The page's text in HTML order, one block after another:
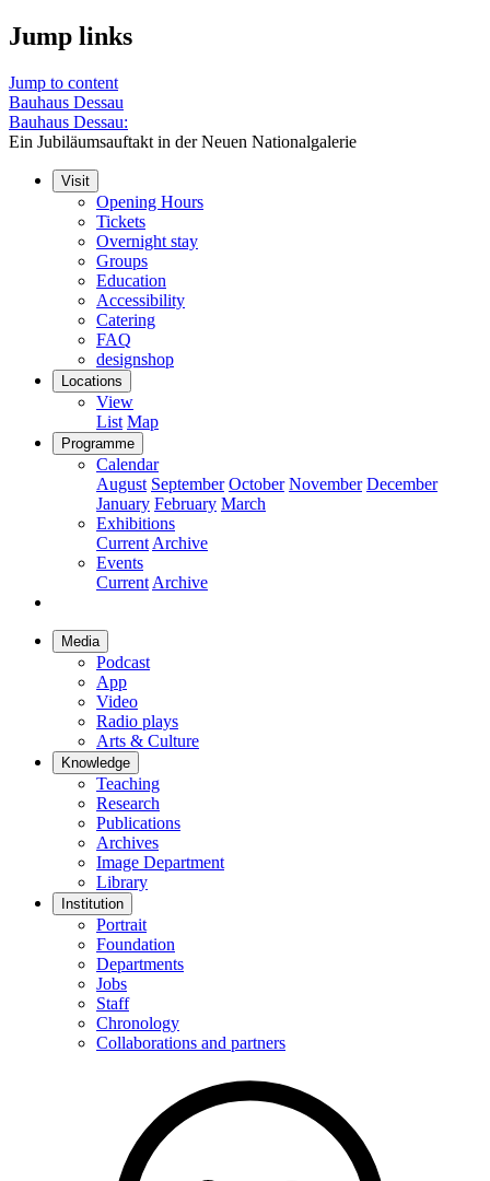
Jump links
Jump to content
Bauhaus Dessau
Bauhaus Dessau:
Ein Jubiläumsauftakt in der Neuen Nationalgalerie
Visit
Opening Hours
Tickets
Overnight stay
Groups
Education
Accessibility
Catering
FAQ
designshop
Locations
View
List Map
Programme
Calendar
August September October November December
January February March
Exhibitions
Current Archive
Events
Current Archive
Media
Podcast
App
Video
Radio plays
Arts & Culture
Knowledge
Teaching
Research
Publications
Archives
Image Department
Library
Institution
Portrait
Foundation
Departments
Jobs
Staff
Chronology
Collaborations and partners